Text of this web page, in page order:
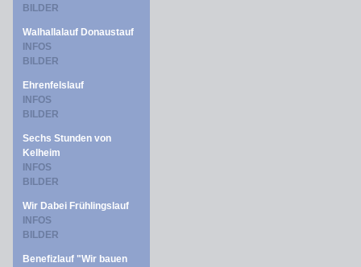
BILDER
Walhallalauf Donaustauf
INFOS
BILDER
Ehrenfelslauf
INFOS
BILDER
Sechs Stunden von
Kelheim
INFOS
BILDER
Wir Dabei Frühlingslauf
INFOS
BILDER
Benefizlauf "Wir bauen